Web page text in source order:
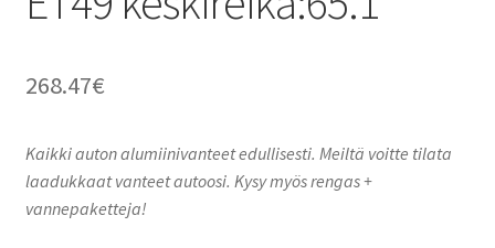
268.47€
Kaikki auton alumiinivanteet edullisesti. Meiltä voitte tilata
laadukkaat vanteet autoosi. Kysy myös rengas +
vannepaketteja!